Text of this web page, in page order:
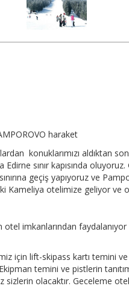
haraket
konuklarımızı aldıktan
Edirne sınır kapısında
geçiş yapıyoruz ve
Kameliya otelimize geliyor ve
imkanlarından
için lift-skipass kartı temini
temini ve pistlerin
sizlerin olacaktır. Geceleme